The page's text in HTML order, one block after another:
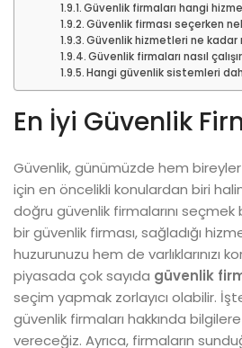
Güvenlik firmaları hangi
Güvenlik firması seçerken
Güvenlik hizmetleri ne
Güvenlik firmaları nasıl
Hangi güvenlik sistemleri
En İyi Güvenlik
Güvenlik, günümüzde hem
için en öncelikli konulardan biri
doğru güvenlik firmalarını seçmek
bir güvenlik firması, sağladığı
huzurunuzu hem de varlıklarınızı
piyasada çok sayıda güvenlik
seçim yapmak zorlayıcı olabilir.
güvenlik firmaları hakkında
vereceğiz. Ayrıca, firmaların